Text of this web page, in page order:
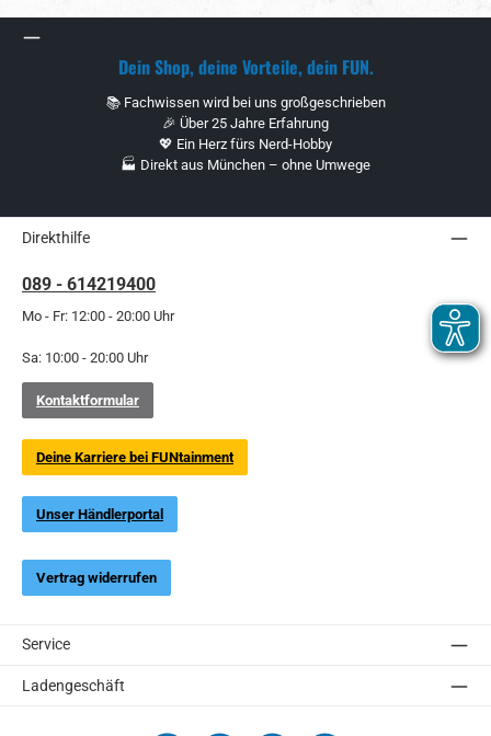
Dein Shop, deine Vorteile, dein FUN.
📚 Fachwissen wird bei uns großgeschrieben
🎉 Über 25 Jahre Erfahrung
💖 Ein Herz fürs Nerd-Hobby
🏭 Direkt aus München – ohne Umwege
Direkthilfe
089 - 614219400
Mo - Fr: 12:00 - 20:00 Uhr
Sa: 10:00 - 20:00 Uhr
Kontaktformular
Deine Karriere bei FUNtainment
Unser Händlerportal
Vertrag widerrufen
Service
Ladengeschäft